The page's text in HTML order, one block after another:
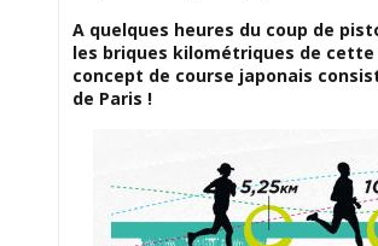
A quelques heures du coup de
les briques kilométriques de
concept de course japonais
de Paris !